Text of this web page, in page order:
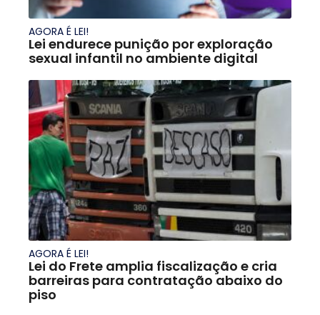
AGORA É LEI!
Lei endurece punição por exploração
sexual infantil no ambiente digital
AGORA É LEI!
Lei do Frete amplia fiscalização e cria
barreiras para contratação abaixo do
piso